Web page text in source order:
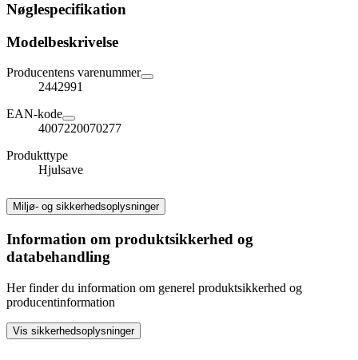
Nøglespecifikation
Modelbeskrivelse
Producentens varenummer
2442991
EAN-kode
4007220070277
Produkttype
Hjulsave
Miljø- og sikkerhedsoplysninger
Information om produktsikkerhed og
databehandling
Her finder du information om generel produktsikkerhed og
producentinformation
Vis sikkerhedsoplysninger